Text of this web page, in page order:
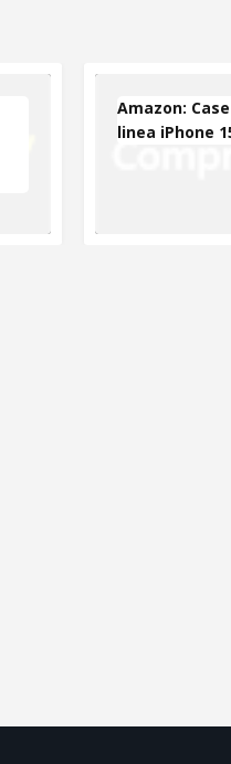
Amazon:
linea iPhone